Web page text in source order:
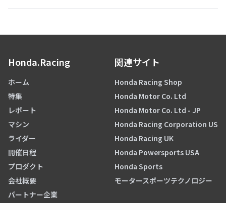
Honda.Racing
ホーム
特集
レポート
マシン
ライダー
開催日程
プロダクト
会社概要
パートナー企業
関連サイト
Honda Racing Shop
Honda Motor Co. Ltd
Honda Motor Co. Ltd - JP
Honda Racing Corporation US
Honda Racing UK
Honda Powersports USA
Honda Sports
モータースポーツテクノロジー